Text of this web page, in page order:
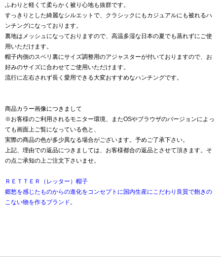
ふわりと軽くて柔らかく被り心地も抜群です。
すっきりとした綺麗なシルエットで、クラシックにもカジュアルにも被れるハ
ンチングになっております。
裏地はメッシュになっておりますので、高温多湿な日本の夏でも蒸れずにご使
用いただけます。
帽子内側のスベリ裏にサイズ調整用のアジャスターが付いておりますので、お
好みのサイズに合わせてご使用いただけます。
流行に左右されず長く愛用できる大変おすすめなハンチングです。
商品カラー画像につきまして
※お客様のご利用されるモニター環境、またOSやブラウザのバージョンによっ
ても画面上ご覧になっている色と、
実際の商品の色が多少異なる場合がございます。予めご了承下さい。
上記、理由での返品につきましては、お客様都合の返品とさせて頂きます。そ
の点ご承知の上ご注文下さいませ。
ＲＥＴＴＥＲ（レッター）帽子
郷愁を感じたものからの進化をコンセプトに国内生産にこだわり良質で飽きの
こない物を作るブランド。